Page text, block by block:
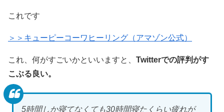
これです
＞＞キューピーコーワヒーリング（アマゾン公式）
これ、何がすごいかといいますと、 Twitterでの評判がす
こぶる良い。
5時間しか寝てなくても30時間寝たくらい疲れが